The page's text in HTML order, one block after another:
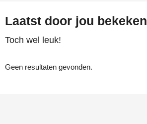
Laatst door jou bekeken
Toch wel leuk!
Geen resultaten gevonden.